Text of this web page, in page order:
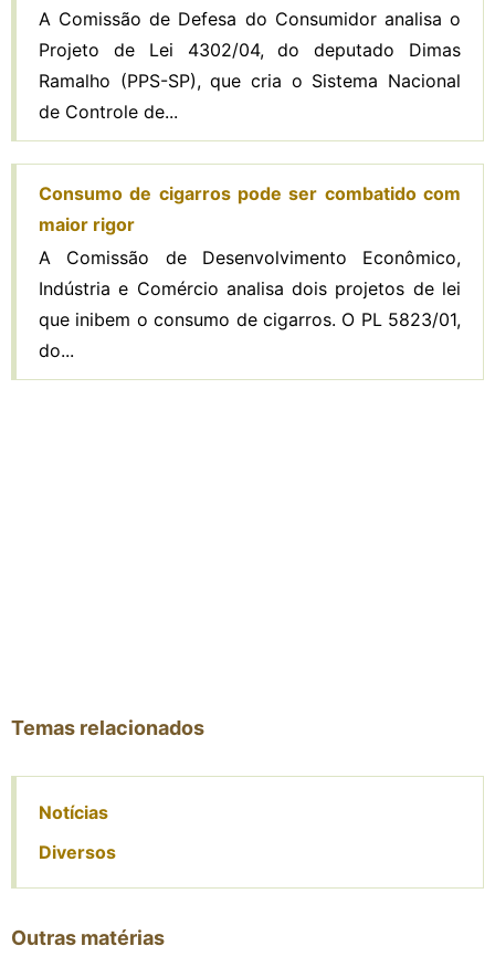
A Comissão de Defesa do Consumidor analisa o
Projeto de Lei 4302/04, do deputado Dimas
Ramalho (PPS-SP), que cria o Sistema Nacional
de Controle de...
Consumo de cigarros pode ser combatido com
maior rigor
A Comissão de Desenvolvimento Econômico,
Indústria e Comércio analisa dois projetos de lei
que inibem o consumo de cigarros. O PL 5823/01,
do...
Temas relacionados
Notícias
Diversos
Outras matérias